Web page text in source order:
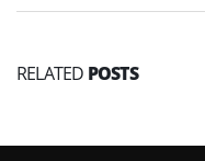
RELATED POSTS